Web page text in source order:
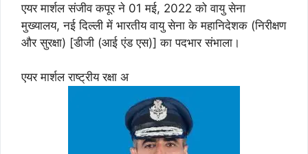
एयर मार्शल संजीव कपूर ने 01 मई, 2022 को वायु सेना
मुख्यालय, नई दिल्ली में भारतीय वायु सेना के महानिदेशक (निरीक्षण
और सुरक्षा) [डीजी (आई एंड एस)] का पदभार संभाला।
एयर मार्शल राष्ट्रीय रक्षा अ